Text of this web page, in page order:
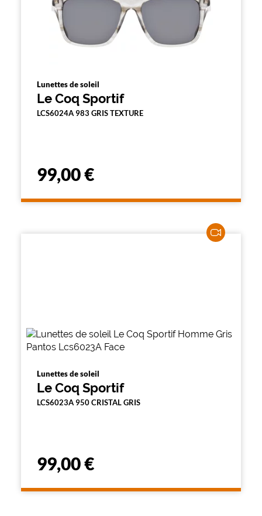
Lunettes de soleil
Le Coq Sportif
LCS6024A 983 GRIS TEXTURE
99,00 €
Lunettes de soleil
Le Coq Sportif
LCS6023A 950 CRISTAL GRIS
99,00 €